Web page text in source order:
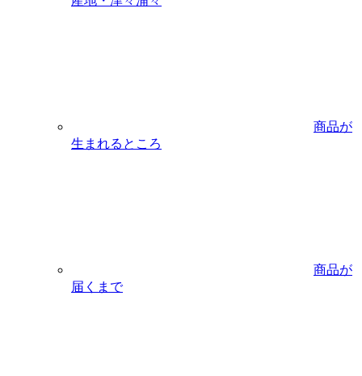
商品が
生まれるところ
商品が
届くまで